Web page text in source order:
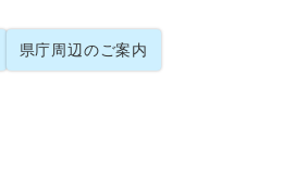
県庁周辺のご案内